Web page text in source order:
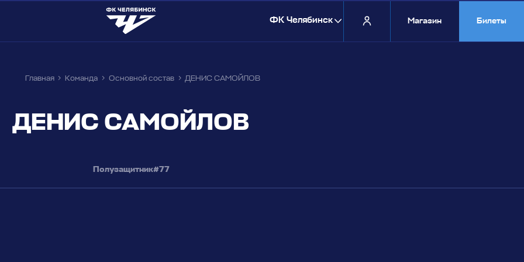
ФК Челябинск Магазин Билеты
Главная Команда Основной состав ДЕНИС САМОЙЛОВ
ДЕНИС САМОЙЛОВ
Полузащитник#77